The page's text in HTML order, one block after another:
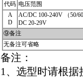
代码 电压范围
A
D
AC/DC 100-240V （50/
DC 20-29V
⑨备注
无备注可省略
备注：
1、选型时请根